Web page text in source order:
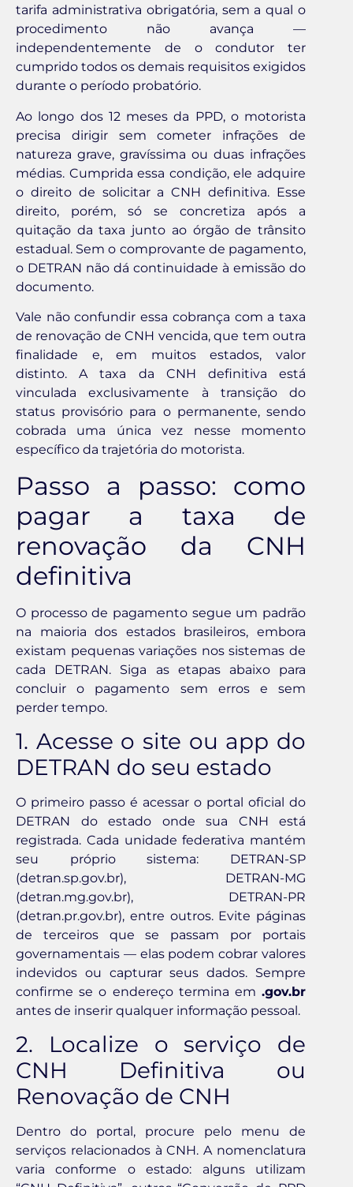
tarifa administrativa obrigatória, sem a qual o
procedimento não avança —
independentemente de o condutor ter
cumprido todos os demais requisitos exigidos
durante o período probatório.
Ao longo dos 12 meses da PPD, o motorista
precisa dirigir sem cometer infrações de
natureza grave, gravíssima ou duas infrações
médias. Cumprida essa condição, ele adquire
o direito de solicitar a CNH definitiva. Esse
direito, porém, só se concretiza após a
quitação da taxa junto ao órgão de trânsito
estadual. Sem o comprovante de pagamento,
o DETRAN não dá continuidade à emissão do
documento.
Vale não confundir essa cobrança com a taxa
de renovação de CNH vencida, que tem outra
finalidade e, em muitos estados, valor
distinto. A taxa da CNH definitiva está
vinculada exclusivamente à transição do
status provisório para o permanente, sendo
cobrada uma única vez nesse momento
específico da trajetória do motorista.
Passo a passo: como
pagar a taxa de
renovação da CNH
definitiva
O processo de pagamento segue um padrão
na maioria dos estados brasileiros, embora
existam pequenas variações nos sistemas de
cada DETRAN. Siga as etapas abaixo para
concluir o pagamento sem erros e sem
perder tempo.
1. Acesse o site ou app do
DETRAN do seu estado
O primeiro passo é acessar o portal oficial do
DETRAN do estado onde sua CNH está
registrada. Cada unidade federativa mantém
seu próprio sistema: DETRAN-SP
(detran.sp.gov.br), DETRAN-MG
(detran.mg.gov.br), DETRAN-PR
(detran.pr.gov.br), entre outros. Evite páginas
de terceiros que se passam por portais
governamentais — elas podem cobrar valores
indevidos ou capturar seus dados. Sempre
confirme se o endereço termina em .gov.br
antes de inserir qualquer informação pessoal.
2. Localize o serviço de
CNH Definitiva ou
Renovação de CNH
Dentro do portal, procure pelo menu de
serviços relacionados à CNH. A nomenclatura
varia conforme o estado: alguns utilizam